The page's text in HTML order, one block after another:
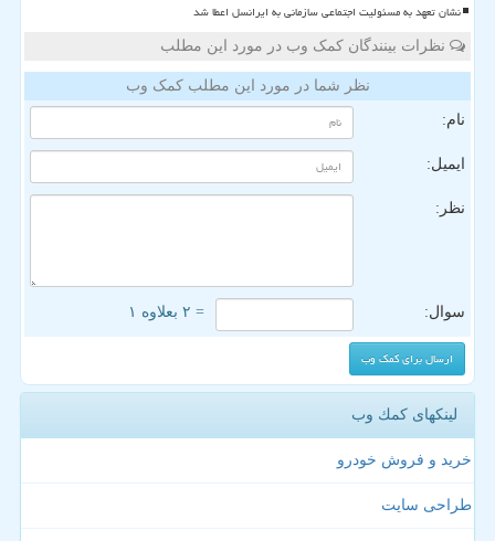
نشان تعهد به مسئولیت اجتماعی سازمانی به ایرانسل اعطا شد
نظرات بینندگان کمک وب در مورد این مطلب
نظر شما در مورد این مطلب کمک وب
نام:
ایمیل:
نظر:
سوال: = ۲ بعلاوه ۱
لینکهای كمك وب
خرید و فروش خودرو
طراحی سایت